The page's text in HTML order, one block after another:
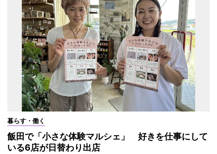
暮らす・働く
飯田で「小さな体験マルシェ」 好きを仕事にして
いる6店が日替わり出店